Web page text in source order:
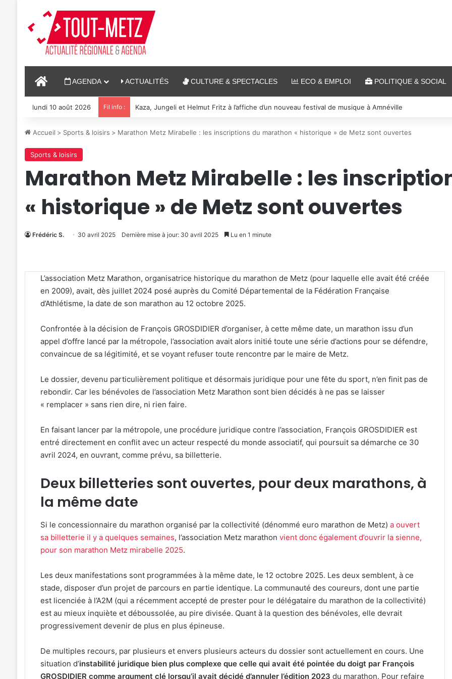
ACCUEILAGENDA ACTUALITÉS CULTURE & SPECTACLES ECO & EMPLOI POLITIQUE & SOCIAL
lundi 10 août 2026 Fil info : Reconstitution, spectacles et cinéma pour l’édition 2026 de « Ça tombe comme à Gravelotte »
Accueil > Sports & loisirs > Marathon Metz Mirabelle : les inscriptions du marathon « historique » de Metz sont ouvertes
Sports & loisirs
Marathon Metz Mirabelle : les
« historique » de Metz sont ouvertes
Frédéric S. 30 avril 2025 Dernière mise à jour: 30 avril 2025 Lu en 1 minute
L’association Metz Marathon, organisatrice historique du marathon de Metz (pour laquelle elle avait été créée
en 2009), avait, dès juillet 2024 posé auprès du Comité Départemental de la Fédération Française
d’Athlétisme, la date de son marathon au 12 octobre 2025.
Confrontée à la décision de François GROSDIDIER d’organiser, à cette même date, un marathon issu d’un
appel d’offre lancé par la métropole, l’association avait alors initié toute une série d’actions pour se défendre,
convaincue de sa légitimité, et se voyant refuser toute rencontre par le maire de Metz.
Le dossier, devenu particulièrement politique et désormais juridique pour une fête du sport, n’en finit pas de
rebondir. Car les bénévoles de l’association Metz Marathon sont bien décidés à ne pas se laisser
« remplacer » sans rien dire, ni rien faire.
En faisant lancer par la métropole, une procédure juridique contre l’association, François GROSDIDIER est
entré directement en conflit avec un acteur respecté du monde associatif, qui poursuit sa démarche ce 30
avril 2024, en ouvrant, comme prévu, sa billetterie.
Deux billetteries sont ouvertes, pour deux marathons, à
la même date
Si le concessionnaire du marathon organisé par la collectivité (dénommé euro marathon de Metz) a ouvert
sa billetterie il y a quelques semaines, l’association Metz marathon vient donc également d’ouvrir la sienne,
pour son marathon Metz mirabelle 2025.
Les deux manifestations sont programmées à la même date, le 12 octobre 2025. Les deux semblent, à ce
stade, disposer d’un projet de parcours en partie identique. La communauté des coureurs, dont une partie
est licenciée à l’A2M (qui a récemment accepté de prester pour le délégataire du marathon de la collectivité)
est au mieux inquiète et déboussolée, au pire divisée. Quant à la question des bénévoles, elle devrait
progressivement devenir de plus en plus épineuse.
De multiples recours, par plusieurs et envers plusieurs acteurs du dossier sont actuellement en cours. Une
situation d’instabilité juridique bien plus complexe que celle qui avait été pointée du doigt par François
GROSDIDIER comme argument clé lorsqu’il avait décidé d’annuler l’édition 2023 du marathon. Pour refaire
«
Une
particulière
»
:
cuisine
pour
grand
dîner
caritatif
de
la
FIM
« Une émotion particulière » :
grand dîner caritatif de la FIM
2026
Kaza,
Helmut
Fritz
festival
à
Amnéville
l’affiche d’un nouveau festival
musique à Amnéville